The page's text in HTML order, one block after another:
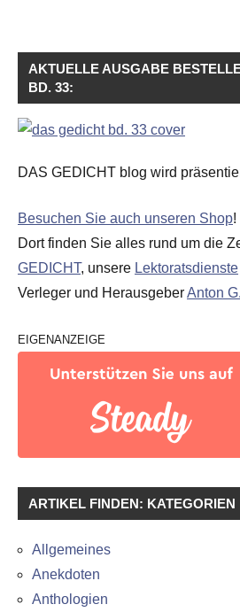
AKTUELLE AUSGABE
BD. 33:
DAS GEDICHT blog wird
Besuchen Sie auch unseren Shop!
Dort finden Sie alles rund um die
GEDICHT, unsere Lektoratsdienste
Verleger und HerausgeberAnton
EIGENANZEIGE
ARTIKEL FINDEN: KATEGORIEN
Allgemeines
Anekdoten
Anthologien